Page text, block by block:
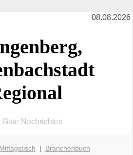
08.08.2026
Gute Nachrichten
Mittagstisch | Branchenbuch